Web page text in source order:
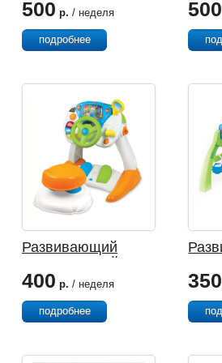
Vtech
500 р. / неделя
подробнее
500
Развивающий
ВОДИТЕЛЬ WEINA
400 р. / неделя
подробнее
LE
350